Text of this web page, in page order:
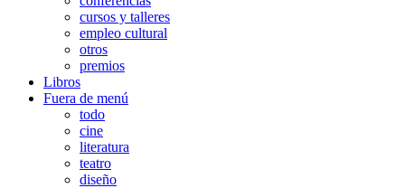
cursos y talleres
empleo cultural
otros
premios
Libros
Fuera de menú
todo
cine
literatura
teatro
diseño